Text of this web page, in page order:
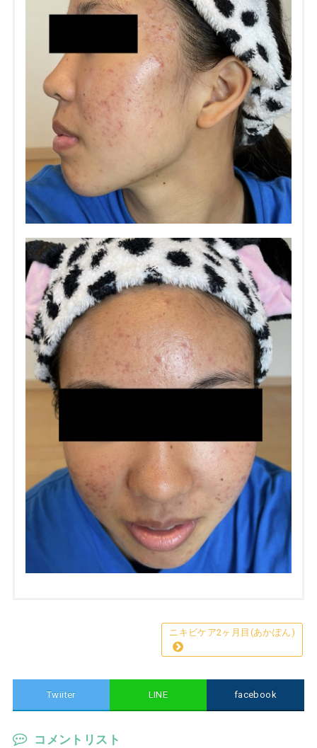
ニキビケア2ヶ月目(あかぽん)
Twiiter LINE facebook
コメントリスト